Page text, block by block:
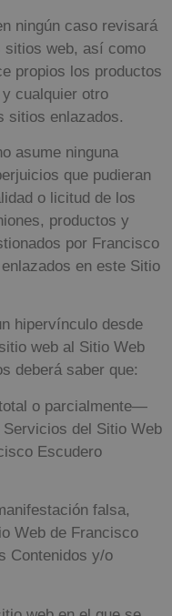
ningún caso revisará
sitios web, así como
propios los productos
cualquier otro
sitios enlazados.
asume ninguna
que pudieran
o licitud de los
productos y
por Francisco
en este Sitio
hipervínculo desde
web al Sitio Web
deberá saber que:
o parcialmente—
del Sitio Web
Escudero
falsa,
Web de Francisco
Contenidos y/o